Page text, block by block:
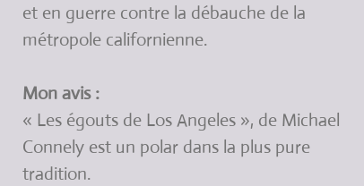
et en guerre contre la débauche de la
métropole californienne.
Mon avis :
« Les égouts de Los Angeles », de Michael
Connely est un polar dans la plus pure
tradition.